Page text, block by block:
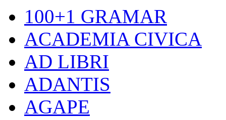
100+1 GRAMAR
ACADEMIA CIVICA
AD LIBRI
ADANTIS
AGAPE